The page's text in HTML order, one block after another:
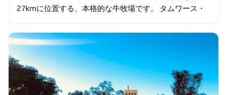
27kmに位置する、本格的な牛牧場です。 タムワース・
ベンチャーズでは、週7日、1日3回…